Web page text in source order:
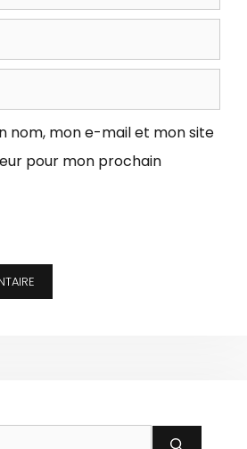
nom, mon e-mail et mon site
pour mon prochain